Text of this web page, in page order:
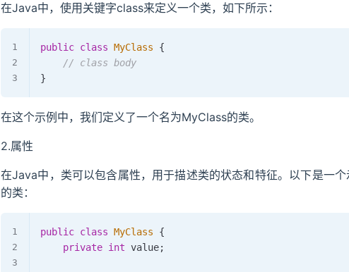
在Java中，使用关键字class来定义一个类，如下所示：
public class MyClass
{
// class body
}
在这个示例中，我们定义了一个名为MyClass的类。
2.属性
在Java中，类可以包含属性，用于描述类的状态和特征。以下是一
的类：
public class MyClass
{
private int value;